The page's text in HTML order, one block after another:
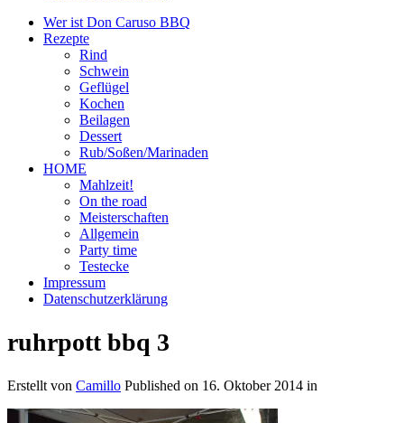
Wer ist Don Caruso BBQ
Rezepte
Rind
Schwein
Geflügel
Kochen
Beilagen
Dessert
Rub/Soßen/Marinaden
HOME
Mahlzeit!
On the road
Meisterschaften
Allgemein
Party time
Testecke
Impressum
Datenschutzerklärung
ruhrpott bbq 3
Erstellt von Camillo Published on 16. Oktober 2014 in